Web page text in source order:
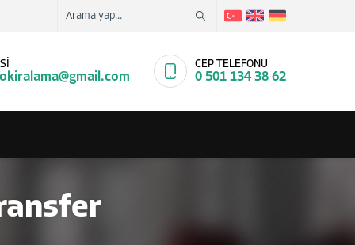
CEP TELEFONU
0 501 134 38 62